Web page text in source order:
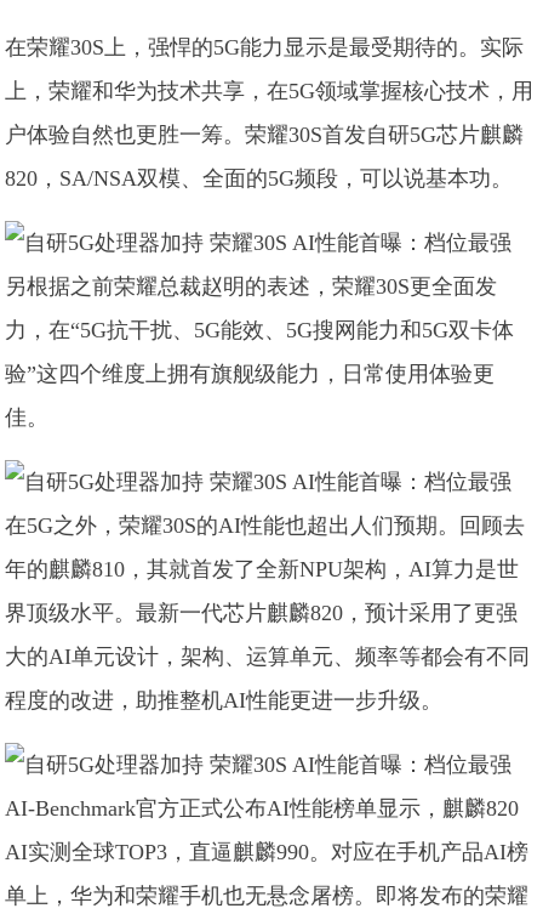
在荣耀30S上，强悍的5G能力显示是最受期待的。实际
上，荣耀和华为技术共享，在5G领域掌握核心技术，用
户体验自然也更胜一筹。荣耀30S首发自研5G芯片麒麟
820，SA/NSA双模、全面的5G频段，可以说基本功。
另根据之前荣耀总裁赵明的表述，荣耀30S更全面发
力，在“5G抗干扰、5G能效、5G搜网能力和5G双卡体
验”这四个维度上拥有旗舰级能力，日常使用体验更
佳。
在5G之外，荣耀30S的AI性能也超出人们预期。回顾去
年的麒麟810，其就首发了全新NPU架构，AI算力是世
界顶级水平。最新一代芯片麒麟820，预计采用了更强
大的AI单元设计，架构、运算单元、频率等都会有不同
程度的改进，助推整机AI性能更进一步升级。
AI-Benchmark官方正式公布AI性能榜单显示，麒麟820
AI实测全球TOP3，直逼麒麟990。对应在手机产品AI榜
单上，华为和荣耀手机也无悬念屠榜。即将发布的荣耀